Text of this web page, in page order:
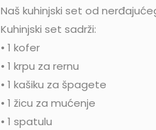
Naš kuhinjski set od
Kuhinjski set sadrži:
• 1 kofer
• 1 krpu za rernu
• 1 kašiku za špagete
• 1 žicu za mućenje
• 1 spatulu